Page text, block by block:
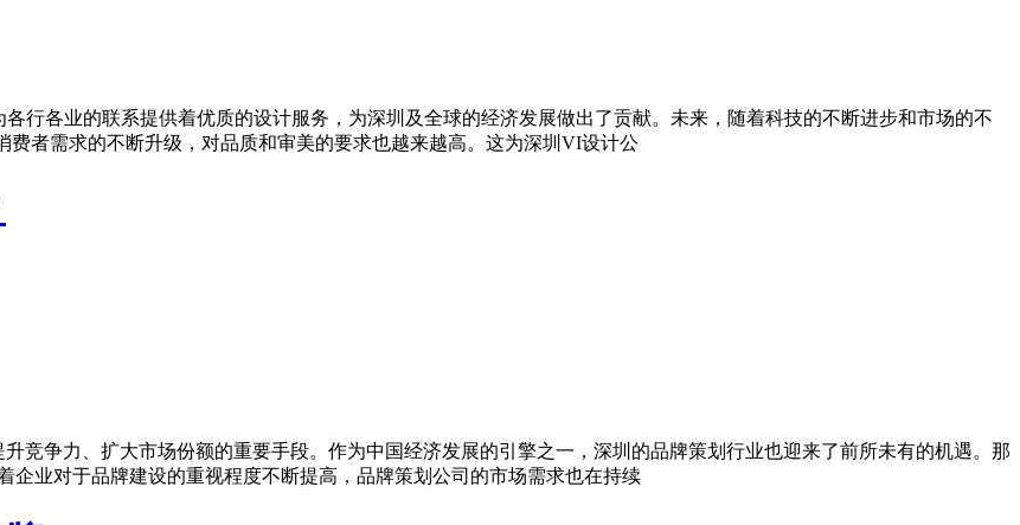
行各业的联系提供着优质的设计服务，为深圳及全球的经济发展做出了贡献。未来，随着科技的不断进步和市场的不
者需求的不断升级，对品质和审美的要求也越来越高。这为深圳VI设计公
竞争力、扩大市场份额的重要手段。作为中国经济发展的引擎之一，深圳的品牌策划行业也迎来了前所未有的机遇。那
业对于品牌建设的重视程度不断提高，品牌策划公司的市场需求也在持续